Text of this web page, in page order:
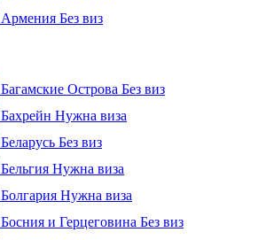
Армения Без виз
Багамские Острова Без виз
Бахрейн Нужна виза
Беларусь Без виз
Бельгия Нужна виза
Болгария Нужна виза
Босния и Герцеговина Без виз